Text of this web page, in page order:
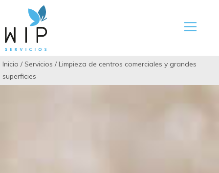
Inicio / Servicios /Limpieza de centros comerciales y grandes
superficies